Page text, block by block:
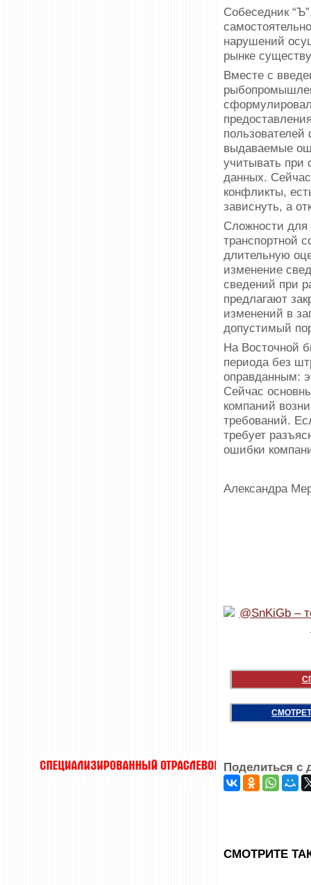
Собеседник
нарушений
рынке
Вместе с
выдаваемые
учитывать при
данных.
конфликты,
зависнуть, а
Сложности для
транспортной
длительную
изменение
сведений при
предлагают
изменений в
допустимый
На Восточной
периода без
оправданным:
Сейчас
компаний
требований.
требует
ошибки
Александра
Поделиться с
CМОТРИТЕ